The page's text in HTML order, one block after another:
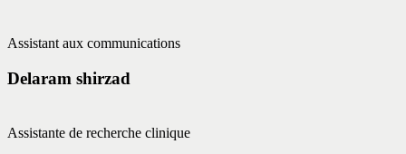
Assistant aux communications
Delaram shirzad
Assistante de recherche clinique